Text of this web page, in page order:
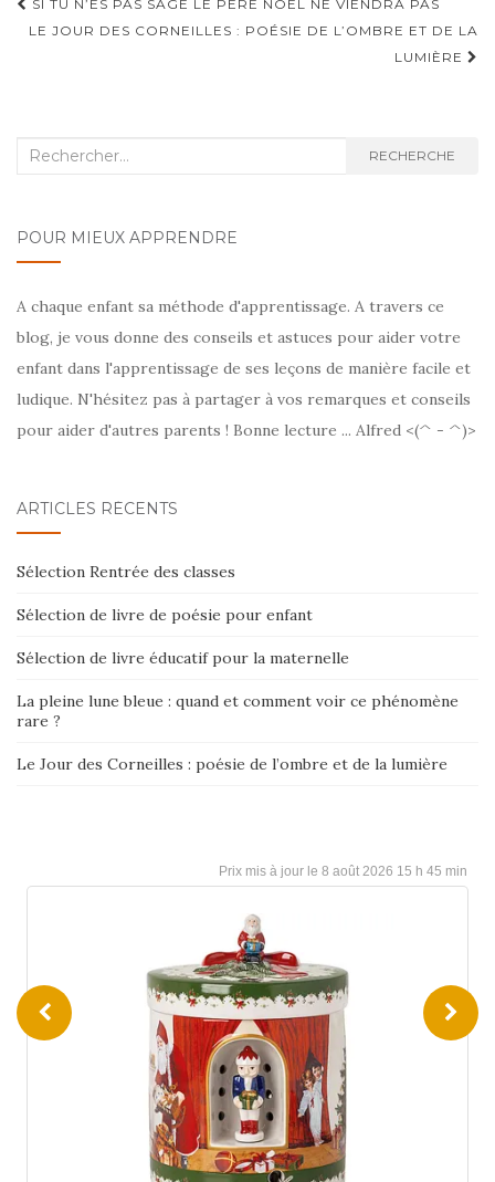
d'article
SI TU N’ES PAS SAGE LE PÈRE NOËL NE VIENDRA PAS
LE JOUR DES CORNEILLES : POÉSIE DE L’OMBRE ET DE LA
LUMIÈRE
Recherche
RECHERCHE
POUR MIEUX APPRENDRE
A chaque enfant sa méthode d'apprentissage. A travers ce
blog, je vous donne des conseils et astuces pour aider votre
enfant dans l'apprentissage de ses leçons de manière facile et
ludique. N'hésitez pas à partager à vos remarques et conseils
pour aider d'autres parents ! Bonne lecture ... Alfred <(^ - ^)>
ARTICLES RÉCENTS
Sélection Rentrée des classes
Sélection de livre de poésie pour enfant
Sélection de livre éducatif pour la maternelle
La pleine lune bleue : quand et comment voir ce phénomène
rare ?
Le Jour des Corneilles : poésie de l’ombre et de la lumière
8 août 2026 15 h 45 min